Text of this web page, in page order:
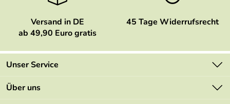
Versand in DE
ab 49,90 Euro gratis
45 Tage Widerrufsrecht
Unser Service
Kontakt
Über uns